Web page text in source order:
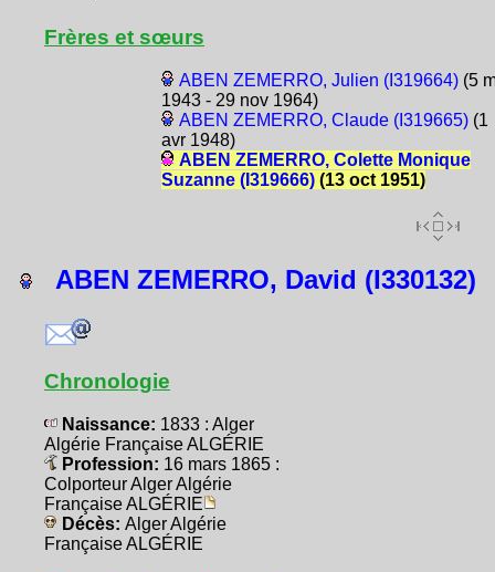
Frères et sœurs
ABEN ZEMERRO, Julien (I319664)(5
1943 - 29 nov 1964)
ABEN ZEMERRO, Claude (I319665)(1
avr 1948)
ABEN ZEMERRO, Colette Monique
Suzanne (I319666)(13 oct 1951)
ABEN ZEMERRO, David (I330132)
Chronologie
Naissance: 1833 : Alger
Algérie Française ALGÉRIE
Profession: 16 mars 1865 :
Colporteur Alger Algérie
Française ALGÉRIE
Décès: Alger Algérie
Française ALGÉRIE